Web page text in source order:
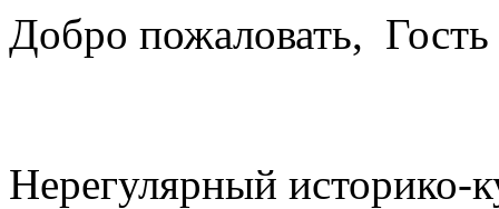
Добро пожаловать, Гость
Нерегулярный историко-